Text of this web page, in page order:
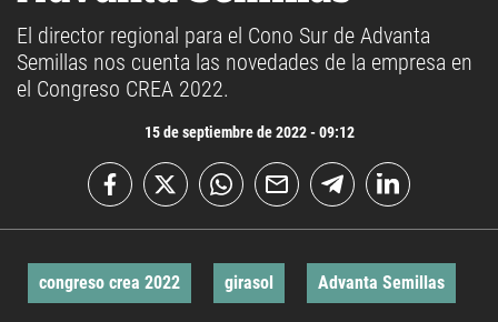
El director regional para el Cono Sur de Advanta
Semillas nos cuenta las novedades de la empresa en
el Congreso CREA 2022.
15 de septiembre de 2022 - 09:12
congreso crea 2022 girasol Advanta Semillas